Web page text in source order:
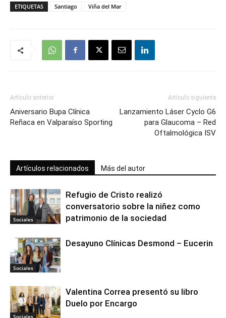
ETIQUETAS Santiago Viña del Mar
Artículo anterior
Aniversario Bupa Clínica
Reñaca en Valparaíso Sporting
Artículo siguiente
Lanzamiento Láser Cyclo G6
para Glaucoma – Red
Oftalmológica ISV
Artículos relacionados Más del autor
Sociales
Refugio de Cristo realizó
conversatorio sobre la niñez como
patrimonio de la sociedad
Sociales
Desayuno Clínicas Desmond – Eucerin
Sociales
Valentina Correa presentó su libro
Duelo por Encargo